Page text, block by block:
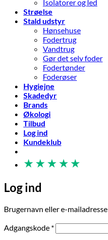
Isolatorer og led
Strøelse
Stald udstyr
Hønsehuse
Fodertrug
Vandtrug
Gør det selv foder
Fodertønder
Foderøser
Hygiejne
Skadedyr
Brands
Økologi
Tilbud
Log ind
Kundeklub
★ ★ ★ ★ ★
Log ind
Brugernavn eller e-mailadresse
Adgangskode *Påkrævet